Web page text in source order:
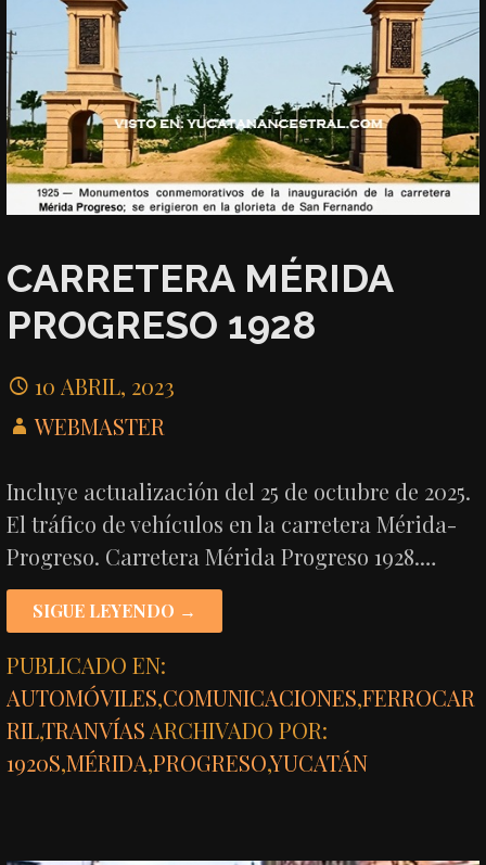
CARRETERA MÉRIDA
PROGRESO 1928
10 ABRIL, 2023
WEBMASTER
Incluye actualización del 25 de octubre de 2025.
El tráfico de vehículos en la carretera Mérida-
Progreso. Carretera Mérida Progreso 1928.…
SIGUE LEYENDO →
PUBLICADO EN:
AUTOMÓVILES,COMUNICACIONES,FERROCAR
RIL,TRANVÍASARCHIVADO POR:
1920S,MÉRIDA,PROGRESO,YUCATÁN